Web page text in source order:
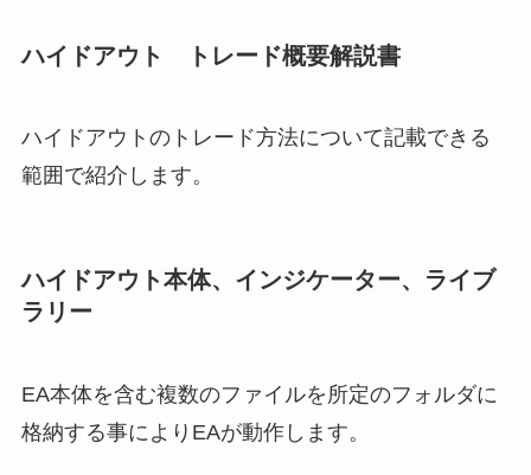
ハイドアウト トレード概要解説書
ハイドアウトのトレード方法について記載できる
範囲で紹介します。
ハイドアウト本体、インジケーター、ライブ
ラリー
EA本体を含む複数のファイルを所定のフォルダに
格納する事によりEAが動作します。